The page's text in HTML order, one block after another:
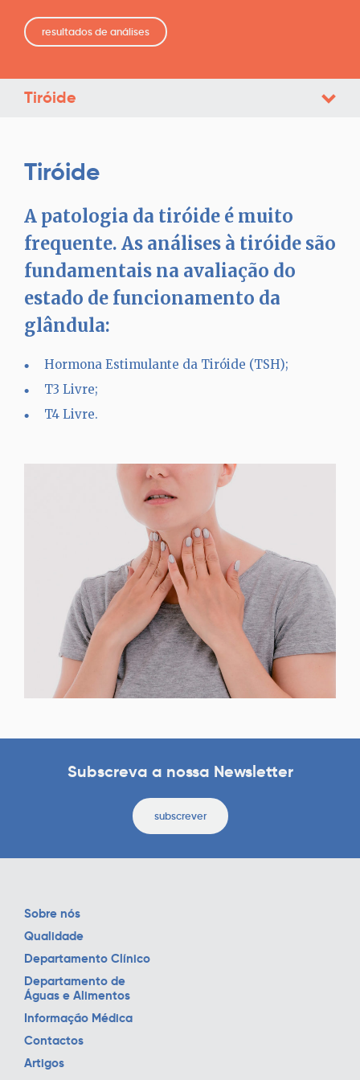
resultados de análises
Tiróide
Tiróide
A patologia da tiróide é muito
frequente. As análises à tiróide são
fundamentais na avaliação do
estado de funcionamento da
glândula:
Hormona Estimulante da Tiróide (TSH);
T3 Livre;
T4 Livre.
Subscreva a nossa Newsletter
subscrever
Sobre nós
Qualidade
Departamento Clínico
Departamento de
Águas e Alimentos
Informação Médica
Contactos
Artigos